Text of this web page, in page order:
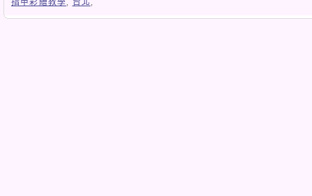
指甲彩繪教學, 台北,